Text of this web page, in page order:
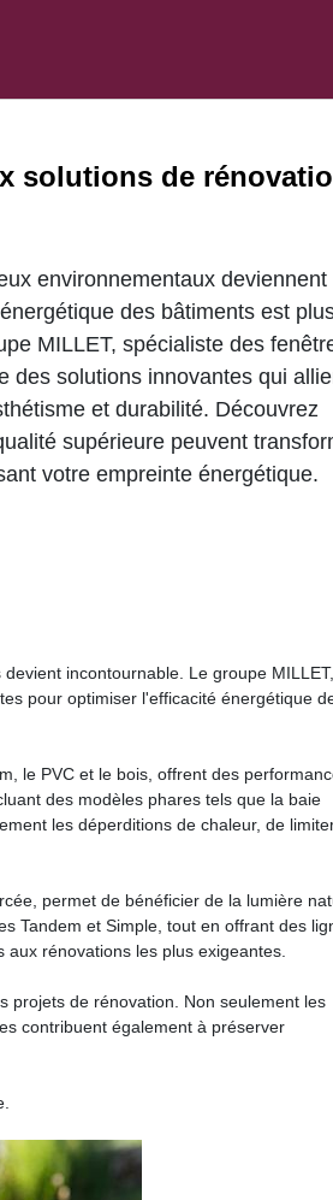
solutions de
environnementaux deviennent
des bâtiments est
MILLET, spécialiste des
des solutions innovantes qui
et durabilité. Découvrez
supérieure peuvent
votre empreinte énergétique.
incontournable. Le groupe MILLET,
pour optimiser l'efficacité énergétique
le PVC et le bois, offrent des
des modèles phares tels que la baie
les déperditions de chaleur, de
permet de bénéficier de la lumière
Tandem et Simple, tout en offrant des
rénovations les plus exigeantes.
projets de rénovation. Non seulement les
contribuent également à préserver